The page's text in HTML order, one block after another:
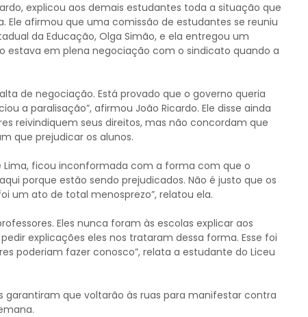
explicou aos demais estudantes toda a situação que
Ele afirmou que uma comissão de estudantes se reuniu
da Educação, Olga Simão, e ela entregou um
em plena negociação com o sindicato quando a
de negociação. Está provado que o governo queria
a paralisação”, afirmou João Ricardo. Ele disse ainda
reivindiquem seus direitos, mas não concordam que
que prejudicar os alunos.
Lima, ficou inconformada com a forma com que o
porque estão sendo prejudicados. Não é justo que os
um ato de total menosprezo”, relatou ela.
Eles nunca foram às escolas explicar aos
explicações eles nos trataram dessa forma. Esse foi
poderiam fazer conosco”, relata a estudante do Liceu
garantiram que voltarão às ruas para manifestar contra